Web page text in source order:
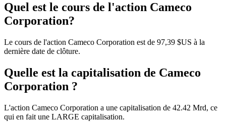
Quel est le cours de l'action Cameco
Corporation?
Le cours de l'action Cameco Corporation est de 97,39 $US à la
dernière date de clôture.
Quelle est la capitalisation de Cameco
Corporation ?
L'action Cameco Corporation a une capitalisation de 42.42 Mrd, ce
qui en fait une LARGE capitalisation.